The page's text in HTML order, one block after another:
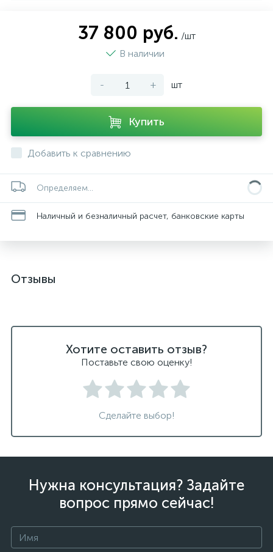
37 800 руб. /шт
В наличии
- + шт
Купить
Добавить к сравнению
Определяем...
Наличный и безналичный расчет, банковские карты
Отзывы
Хотите оставить отзыв?
Поставьте свою оценку!
Сделайте выбор!
Нужна консультация? Задайте
вопрос прямо сейчас!